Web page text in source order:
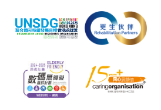
網上支付可通過「繳費靈」(PPS) (
VISA 或 Mastercard、「微信支付
繳付學費。